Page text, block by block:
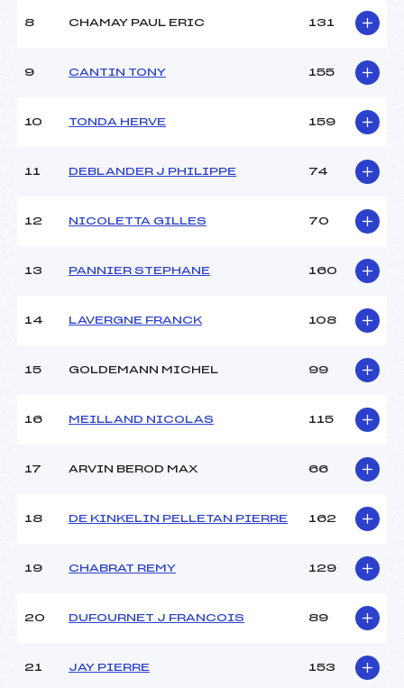
(MB)
Neige :
DURE
34
14H45
(MB)
LE PROVOST FLORENTIN
(MB)
Ouvreurs D :
MAS+VET
8 CHAMAY PAUL ERIC 131
9 CANTIN TONY 155
10 TONDA HERVE 159
11 DEBLANDER J PHILIPPE 74
12 NICOLETTA GILLES 70
13 PANNIER STEPHANE 160
14 LAVERGNE FRANCK 108
15 GOLDEMANN MICHEL 99
16 MEILLAND NICOLAS 115
17 ARVIN BEROD MAX 66
18 DE KINKELIN PELLETAN PIERRE 162
19 CHABRAT REMY 129
20 DUFOURNET J FRANCOIS 89
21 JAY PIERRE 153